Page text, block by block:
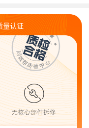
量认证